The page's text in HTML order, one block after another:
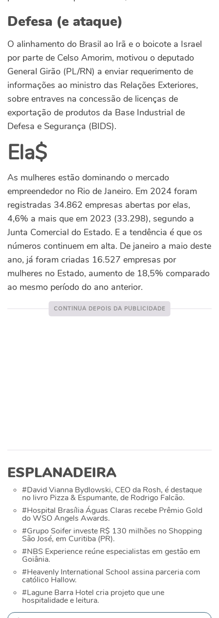
Defesa (e ataque)
O alinhamento do Brasil ao Irã e o boicote a Israel
por parte de Celso Amorim, motivou o deputado
General Girão (PL/RN) a enviar requerimento de
informações ao ministro das Relações Exteriores,
sobre entraves na concessão de licenças de
exportação de produtos da Base Industrial de
Defesa e Segurança (BIDS).
Ela$
As mulheres estão dominando o mercado
empreendedor no Rio de Janeiro. Em 2024 foram
registradas 34.862 empresas abertas por elas,
4,6% a mais que em 2023 (33.298), segundo a
Junta Comercial do Estado. E a tendência é que os
números continuem em alta. De janeiro a maio deste
ano, já foram criadas 16.527 empresas por
mulheres no Estado, aumento de 18,5% comparado
ao mesmo período do ano anterior.
ESPLANADEIRA
#David Vianna Bydlowski, CEO da Rosh, é destaque
no livro Pizza & Espumante, de Rodrigo Falcão.
#Hospital Brasília Águas Claras recebe Prêmio Gold
do WSO Angels Awards.
#Grupo Soifer investe R$ 130 milhões no Shopping
São José, em Curitiba (PR).
#NBS Experience reúne especialistas em gestão em
Goiânia.
#Heavenly International School assina parceria com
católico Hallow.
#Lagune Barra Hotel cria projeto que une
hospitalidade e leitura.